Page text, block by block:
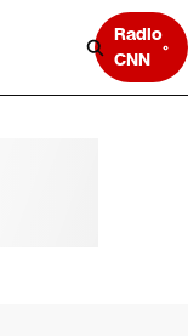
Radio
CNN